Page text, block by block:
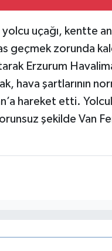
uçağı, kentte
geçmek zorunda
Erzurum
hava şartlarının
hareket etti.
şekilde Van